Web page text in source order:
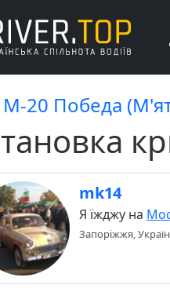
М-20 Победа
mk14
Я їжджу на
Запоріжжя,